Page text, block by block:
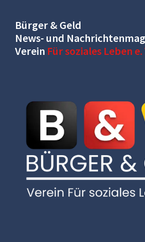
Bürger & Geld
News- und
Verein Für soziales Leben e.